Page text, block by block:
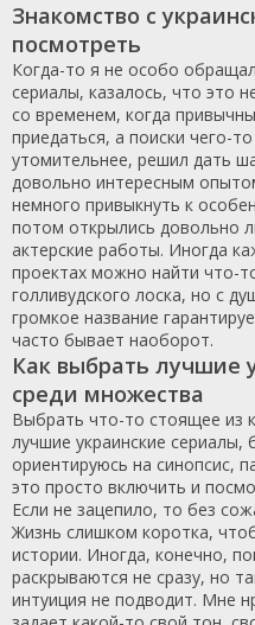
Знакомство с
посмотреть
Когда-то я не особо
сериалы, казалось, что это
со временем, когда
приедаться, а поиски чего-
утомительнее, решил дать
довольно интересным
немного привыкнуть к
потом открылись довольно
актерские работы. Иногда
проектах можно найти что-
голливудского лоска, но с
громкое название
часто бывает наоборот.
Как выбрать лучшие
среди множества
Выбрать что-то стоящее из
лучшие украинские сериалы,
ориентируюсь на синопсис,
это просто включить и
Если не зацепило, то без
Жизнь слишком коротка,
истории. Иногда, конечно,
раскрываются не сразу, но
интуиция не подводит. Мне